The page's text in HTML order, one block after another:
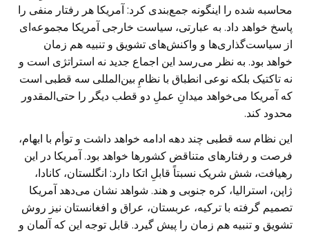
محاسبه شده را اینگونه جمع‌بندی کرد: آمریکا هر رفتار منفی را
پاسخ خواهد داد. به عبارتی، سیاست خارجی آمریکا مجموعه‌ای
از سیاست‌گذاری‌ها و واکنش‌های تشویق و تنبیه هم زمان
خواهد بود. به نظر می‌رسد این اجماع جدید نه استراتژی است و
نه تاکتیک بلکه نوعی انطباق با نظامِ بین‌المللی سه قطبی است
که آمریکا می‌خواهد میدانِ عملِ دو قطب دیگر را حتی‌المقدور
محدود کند.
این نظام سه قطبی چند دهه ادامه خواهد داشت و توأم با ابهام،
فرصت و رفتارهای متناقض کشورها خواهد بود. آمریکا در این
رهیافت، شش شریک نسبتاً قابلِ اتکا دارد: انگلستان، کانادا،
ژاپن، استرالیا، کره جنوبی و هند. شواهد نشان می‌دهد آمریکا
تصمیم گرفته با ترکیه، عربستان، عراق و افغانستان نیز روش
تشویق و تنبیه هم زمان را پیش گیرد. قابل توجه این که آلمان و